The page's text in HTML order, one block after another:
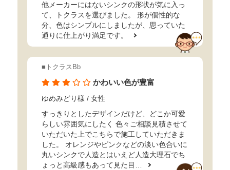
他メーカーにはないシンクの形状が気に入っ
て、トクラスを選びました。 形が個性的な
分、色はシンプルにしましたが、思っていた
通りに仕上がり満足です。
■トクラスBb
かわいい色が豊富
ゆめみどり様 / 女性
すっきりとしたデザインだけど、どこか可愛
らしい雰囲気にしたく 色々ご相談見積させて
いただいた上でこちらで施工していただきま
した。 オレンジやピンクなどの淡い色合いに
丸いシンクで人造とはいえど人造大理石でち
ょっと高級感もあって見た目…